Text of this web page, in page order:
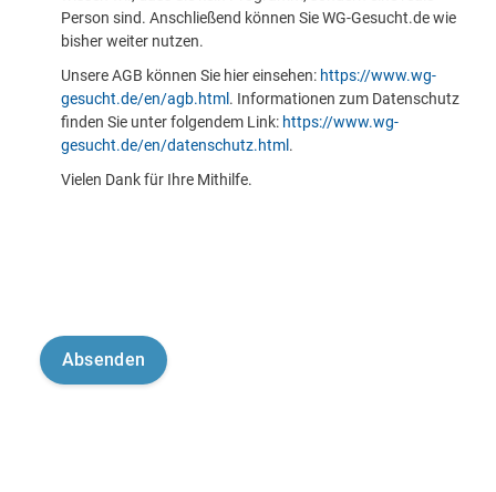
Person sind. Anschließend können Sie WG-Gesucht.de wie
bisher weiter nutzen.
Unsere AGB können Sie hier einsehen: https://www.wg-
gesucht.de/en/agb.html . Informationen zum Datenschutz
finden Sie unter folgendem Link: https://www.wg-
gesucht.de/en/datenschutz.html .
Vielen Dank für Ihre Mithilfe.